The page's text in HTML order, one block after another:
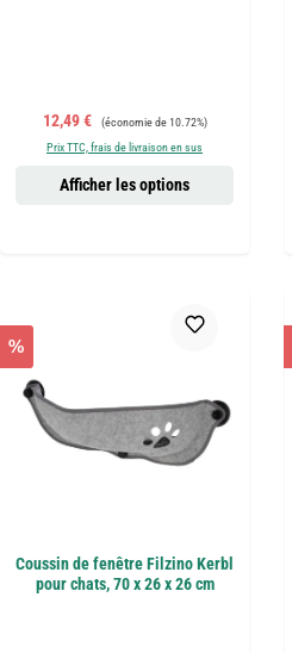
Prix de vente :
12,49 € Prix régulier :
(économie de 10.72%)
Prix TTC, frais de livraison en sus
Afficher les options
%
Coussin de fenêtre Filzino Kerbl
pour chats, 70 x 26 x 26 cm